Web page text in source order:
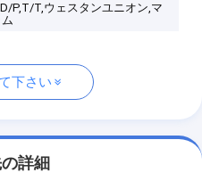
P,T/T,ウェスタンユニオン,マ
下さい
詳細